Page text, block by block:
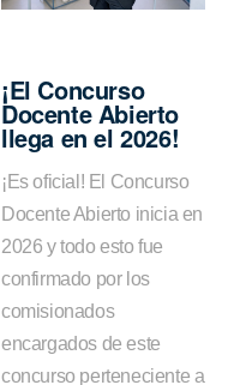
¡El Concurso
Docente Abierto
llega en el 2026!
¡Es oficial! El Concurso
Docente Abierto inicia en
2026 y todo esto fue
confirmado por los
comisionados
encargados de este
concurso perteneciente a